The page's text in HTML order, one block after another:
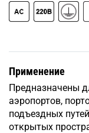
Применение
Предназначены
аэропортов,
подъездных
открытых